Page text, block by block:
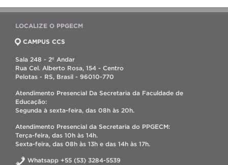
LOCALIZE O PPGECM
CAMPUS CCS
Sala 248 - 2º Andar
Rua Cel. Alberto Rosa, 154 - Centro
Pelotas - RS, Brasil - 96010-770
Atendimento Presencial Da Secretaria da Faculdade de
Educação:
Segunda à sexta-feira, das 08h às 20h.
Atendimento Presencial da Secretaria do PPGECM:
Terça-feira, das 10h às 14h.
Sexta-feira, das 08h às 13h e das 14h às 17h.
Whatsapp +55 (53) 3284-5539